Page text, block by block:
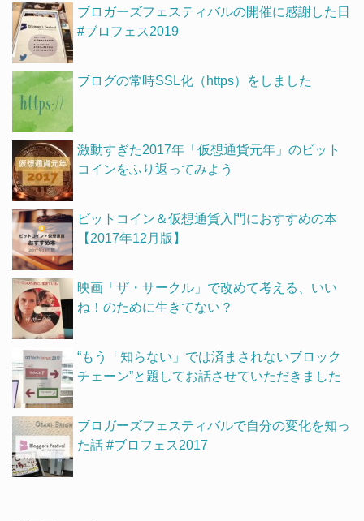
ブロガーズフェスティバルの開催に感謝した日
#ブロフェス2019
ブログの常時SSL化（https）をしました
激動すぎた2017年「仮想通貨元年」のビット
コインをふり返ってみよう
ビットコイン＆仮想通貨入門におすすめの本
【2017年12月版】
映画「ザ・サークル」で改めて考える、いい
ね！のために生きてない？
“もう「知らない」では済まされないブロック
チェーン”と題してお話させていただきました
ブロガーズフェスティバルで自分の変化を知っ
た話 #ブロフェス2017